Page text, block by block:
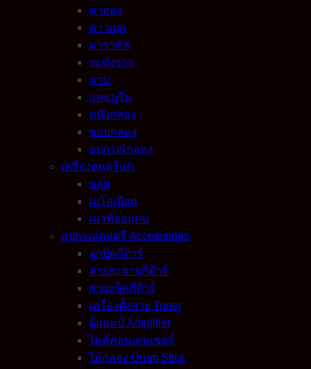
คาฮอง
คาวเบล
มาราคัส
ระฆังราว
ฉาบ
แทมบูรีน
หนังกลอง
ขอบกลอง
อุปกรณ์กลอง
เครื่องดนตรีเป่า
ขลุ่ย
เมโลเดียน
เมาท์ออแกน
อุปกรณ์ดนตรี Accessories
ลูกบิดกีต้าร์
สายสะพายกีต้าร์
สายแจ็คกีต้าร์
เครื่องตั้งสาย Tuner
ตู้แอมป์ Amplifier
ไมค์คอนเดนเซอร์
ไม้กลอง Drum Stick